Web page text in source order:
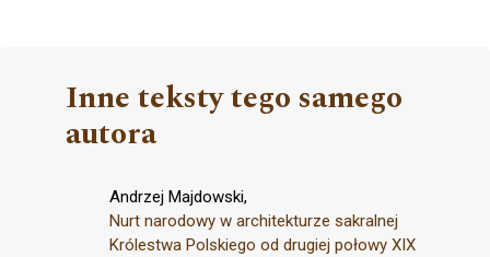
Inne teksty tego samego
autora
Andrzej Majdowski,
Nurt narodowy w architekturze sakralnej
Królestwa Polskiego od drugiej połowy XIX